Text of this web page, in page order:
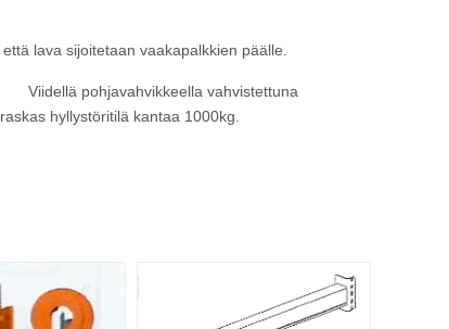
lava sijoitetaan vaakapalkkien päälle.
pohjavahvikkeella vahvistettuna
hyllystöritilä kantaa 1000kg.